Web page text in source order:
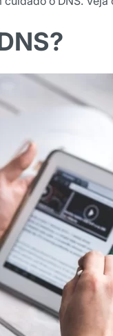
os melhores
e materiais
sua área de
nossa newsletter,
comunicações e está de
Assinar